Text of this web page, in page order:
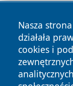
Nasza
działała
cookies i
Copyright © 2026
zastrzeżone.